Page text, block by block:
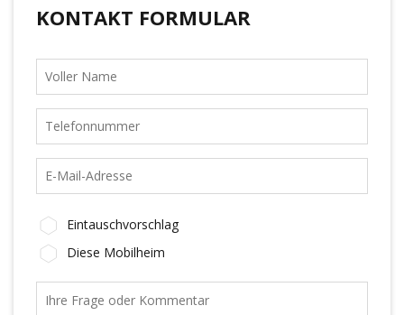
KONTAKT FORMULAR
Eintauschvorschlag
Diese Mobilheim